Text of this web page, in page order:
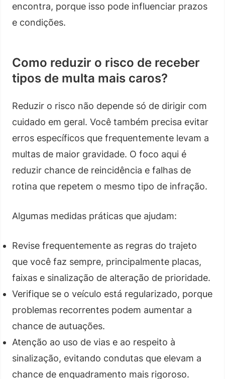
encontra, porque isso pode influenciar prazos
e condições.
Como reduzir o risco de receber
tipos de multa mais caros?
Reduzir o risco não depende só de dirigir com
cuidado em geral. Você também precisa evitar
erros específicos que frequentemente levam a
multas de maior gravidade. O foco aqui é
reduzir chance de reincidência e falhas de
rotina que repetem o mesmo tipo de infração.
Algumas medidas práticas que ajudam:
Revise frequentemente as regras do trajeto
que você faz sempre, principalmente placas,
faixas e sinalização de alteração de prioridade.
Verifique se o veículo está regularizado, porque
problemas recorrentes podem aumentar a
chance de autuações.
Atenção ao uso de vias e ao respeito à
sinalização, evitando condutas que elevam a
chance de enquadramento mais rigoroso.